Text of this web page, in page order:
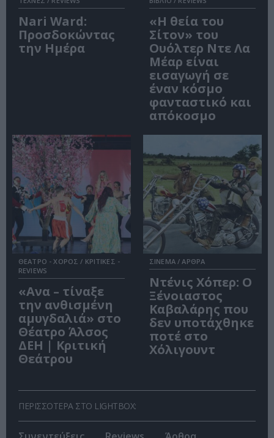
Nari Ward:
Προσδοκώντας
την Ημέρα
«Η θεία του
Σίτον» του
Ουόλτερ Ντε Λα
Μέαρ είναι
εισαγωγή σε
έναν κόσμο
φανταστικό και
απόκοσμο
ΘΕΑΤΡΟ - ΧΟΡΟΣ / ΚΡΙΤΙΚΕΣ -
REVIEWS
«Ανα – τίναξε
την ανθισμένη
αμυγδαλιά» στο
Θέατρο Άλσος
ΔΕΗ | Κριτική
Θεάτρου
ΣΙΝΕΜΑ / ΑΡΘΡΑ
Ντένις Χόπερ: Ο
Ξένοιαστος
Καβαλάρης που
δεν υποτάχθηκε
ποτέ στο
Χόλιγουντ
ΠΕΡΙΣΣΟΤΕΡΑ ΣΤΟ LIGHTBOX: